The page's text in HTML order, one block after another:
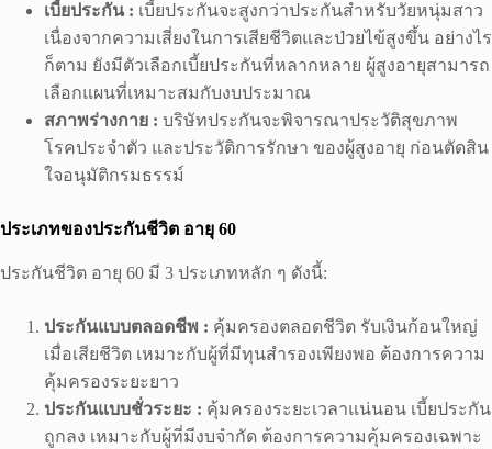
เบี้ยประกัน : เบี้ยประกันจะสูงกว่าประกันสำหรับวัยหนุ่มสาว
เนื่องจากความเสี่ยงในการเสียชีวิตและป่วยไข้สูงขึ้น อย่างไร
ก็ตาม ยังมีตัวเลือกเบี้ยประกันที่หลากหลาย ผู้สูงอายุสามารถ
เลือกแผนที่เหมาะสมกับงบประมาณ
สภาพร่างกาย : บริษัทประกันจะพิจารณาประวัติสุขภาพ
โรคประจำตัว และประวัติการรักษา ของผู้สูงอายุ ก่อนตัดสิน
ใจอนุมัติกรมธรรม์
ประเภทของประกันชีวิต อายุ 60
ประกันชีวิต อายุ 60 มี 3 ประเภทหลัก ๆ ดังนี้:
ประกันแบบตลอดชีพ : คุ้มครองตลอดชีวิต รับเงินก้อนใหญ่
เมื่อเสียชีวิต เหมาะกับผู้ที่มีทุนสำรองเพียงพอ ต้องการความ
คุ้มครองระยะยาว
ประกันแบบชั่วระยะ : คุ้มครองระยะเวลาแน่นอน เบี้ยประกัน
ถูกลง เหมาะกับผู้ที่มีงบจำกัด ต้องการความคุ้มครองเฉพาะ